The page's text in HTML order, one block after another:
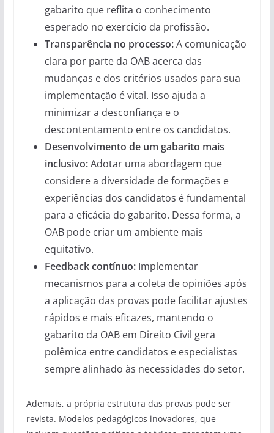
gabarito que reflita o conhecimento
esperado no exercício da profissão.
Transparência no processo:A comunicação
clara por parte da OAB acerca das
mudanças e dos critérios usados para sua
implementação é vital. Isso ajuda a
minimizar a desconfiança e o
descontentamento entre os candidatos.
Desenvolvimento de um gabarito mais
inclusivo:Adotar uma abordagem que
considere a diversidade de formações e
experiências dos candidatos é fundamental
para a eficácia do gabarito. Dessa forma, a
OAB pode criar um ambiente mais
equitativo.
Feedback contínuo:Implementar
mecanismos para a coleta de opiniões após
a aplicação das provas pode facilitar ajustes
rápidos e mais eficazes, mantendo o
gabarito da OAB em Direito Civil gera
polêmica entre candidatos e especialistas
sempre alinhado às necessidades do setor.
Ademais, a própria estrutura das provas pode ser
revista. Modelos pedagógicos inovadores, que